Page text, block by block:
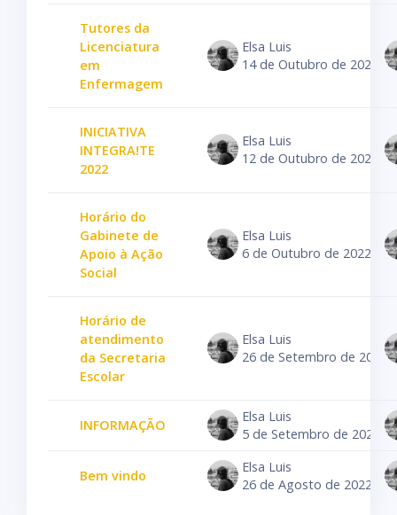
Tutores da
Licenciatura
em
Enfermagem
Elsa Luis
14 de Outubro de 2022
INICIATIVA
INTEGRA!TE
2022
Elsa Luis
12 de Outubro de 2022
Horário do
Gabinete de
Apoio à Ação
Social
Elsa Luis
6 de Outubro de 2022
Horário de
atendimento
da Secretaria
Escolar
Elsa Luis
26 de Setembro de 2022
INFORMAÇÃO
Elsa Luis
5 de Setembro de 2022
Bem vindo
Elsa Luis
26 de Agosto de 2022